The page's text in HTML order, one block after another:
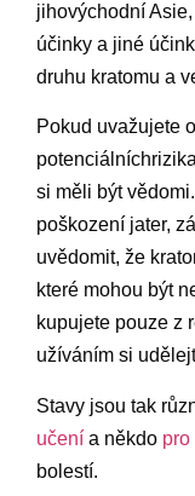
jihovýchodní
účinky a jiné
druhu kratomu a
Pokud uvažujete
si měli být
poškození jater,
uvědomit, že
které mohou být
kupujete pouze z
užíváním si
Stavy jsou tak
učení a někdo pro
bolestí.